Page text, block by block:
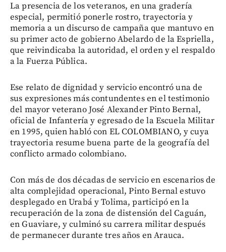
La presencia de los veteranos, en una gradería
especial, permitió ponerle rostro, trayectoria y
memoria a un discurso de campaña que mantuvo en
su primer acto de gobierno Abelardo de la Espriella,
que reivindicaba la autoridad, el orden y el respaldo
a la Fuerza Pública.
Ese relato de dignidad y servicio encontró una de
sus expresiones más contundentes en el testimonio
del mayor veterano José Alexander Pinto Bernal,
oficial de Infantería y egresado de la Escuela Militar
en 1995, quien habló con EL COLOMBIANO, y cuya
trayectoria resume buena parte de la geografía del
conflicto armado colombiano.
Con más de dos décadas de servicio en escenarios de
alta complejidad operacional, Pinto Bernal estuvo
desplegado en Urabá y Tolima, participó en la
recuperación de la zona de distensión del Caguán,
en Guaviare, y culminó su carrera militar después
de permanecer durante tres años en Arauca.